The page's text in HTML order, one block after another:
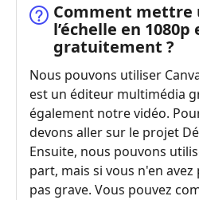
Comment mettre
l’échelle en
gratuitement ?
Nous pouvons utiliser
est un éditeur multimédia
également notre vidéo.
devons aller sur le projet
Ensuite, nous pouvons
part, mais si vous n'en avez
pas grave. Vous pouvez